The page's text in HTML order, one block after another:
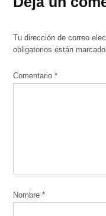
Tu dirección de correo
obligatorios están
Comentario*
Nombre*